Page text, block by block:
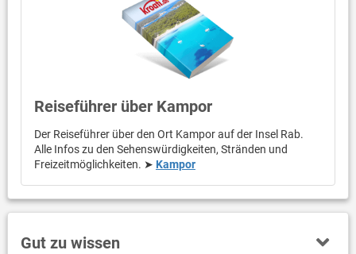
Reiseführer über Kampor
Der Reiseführer über den Ort Kampor auf der Insel Rab.
Alle Infos zu den Sehenswürdigkeiten, Stränden und
Freizeitmöglichkeiten. ➤ Kampor
Gut zu wissen